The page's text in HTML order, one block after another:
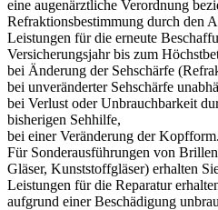
eine augenärztliche Verordnung
Refraktionsbestimmung durch den
Leistungen für die erneute
Versicherungsjahr bis zum
bei Änderung der Sehschärfe
bei unveränderter Sehschärfe
bei Verlust oder Unbrauchbarkeit
bisherigen Sehhilfe,
bei einer Veränderung der Kopfform.
Für Sonderausführungen von
Gläser, Kunststoffgläser) erhalten
Leistungen für die Reparatur
aufgrund einer Beschädigung